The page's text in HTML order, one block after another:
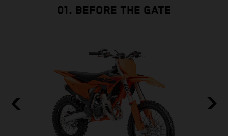
01. BEFORE THE GATE